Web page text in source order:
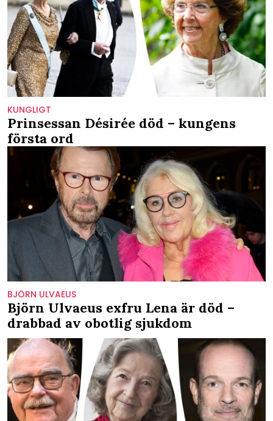
KUNGLIGT
Prinsessan Désirée död – kungens
första ord
BJÖRN ULVAEUS
Björn Ulvaeus exfru Lena är död –
drabbad av obotlig sjukdom